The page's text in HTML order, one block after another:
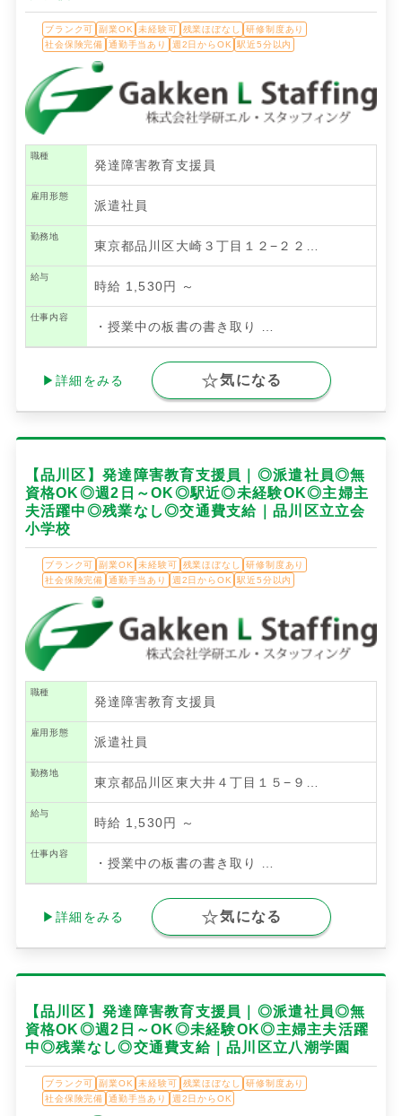
ブランク可 副業OK 未経験可 残業ほぼなし
研修制度あり
社会保険完備
通勤手当あり 週2日からOK 駅近5分以内
職種
発達障害教育支援員
雇用形態
派遣社員
勤務地
東京都品川区大崎３丁目１２−２２…
給与
時給 1,530円 ～
仕事内容
・授業中の板書の書き取り …
▶詳細をみる 気になる
【品川区】発達障害教育支援員｜◎派遣社員◎無
資格OK◎週2日～OK◎駅近◎未経験OK◎主婦主
夫活躍中◎残業なし◎交通費支給｜品川区立立会
小学校
ブランク可 副業OK 未経験可 残業ほぼなし
研修制度あり
社会保険完備
通勤手当あり 週2日からOK 駅近5分以内
職種
発達障害教育支援員
雇用形態
派遣社員
勤務地
東京都品川区東大井４丁目１５−９…
給与
時給 1,530円 ～
仕事内容
・授業中の板書の書き取り
▶詳細をみる 気になる
【品川区】発達障害教育支援員｜◎派遣社員◎無
資格OK◎週2日～OK◎未経験OK◎主婦主夫活躍
中◎残業なし◎交通費支給｜品川区立八潮学園
ブランク可 副業OK 未経験可 残業ほぼなし
研修制度あり
社会保険完備
通勤手当あり 週2日からOK